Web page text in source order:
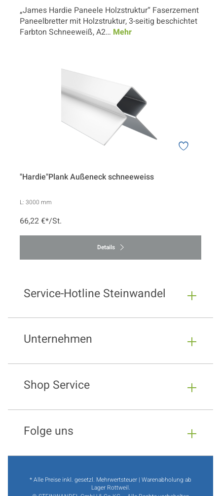
„James Hardie Paneele Holzstruktur“ Faserzement
Paneelbretter mit Holzstruktur, 3-seitig beschichtet
Farbton Schneeweiß, A2… Mehr
"Hardie"Plank Außeneck schneeweiss
L: 3000 mm
66,22 €*/St.
Details
Service-Hotline Steinwandel
Unternehmen
Shop Service
Folge uns
* Alle Preise inkl. gesetzl. Mehrwertsteuer | Warenabholung ab
Lager Rottweil.